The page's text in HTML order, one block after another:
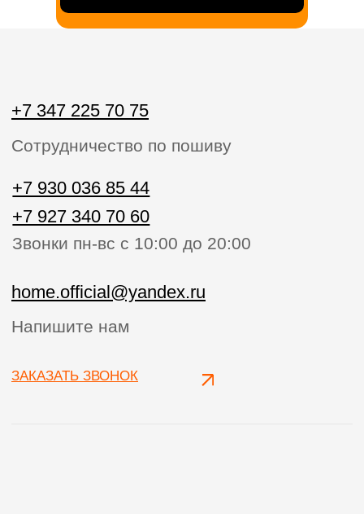
ЗАКАЗАТЬ ЗВОНОК